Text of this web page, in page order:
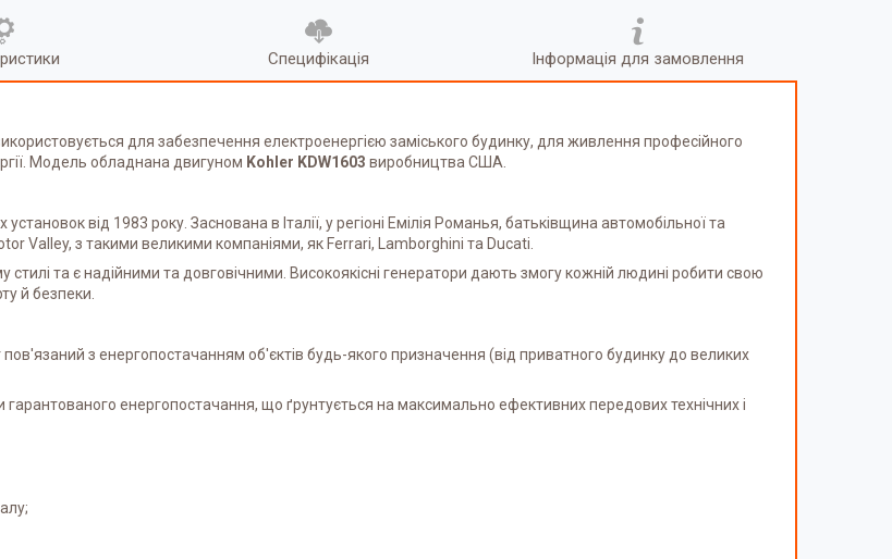
Специфікація Інформація для замовлення
для забезпечення електроенергією заміського будинку, для живлення професійного
Модель обладнана двигуном Kohler KDW1603 виробництва США.
від 1983 року. Заснована в Італії, у регіоні Емілія Романья, батьківщина автомобільної та
Valley, з такими великими компаніями, як Ferrari, Lamborghini та Ducati.
стилі та є надійними та довговічними. Високоякісні генератори дають змогу кожній людині робити свою
й безпеки.
з енергопостачанням об'єктів будь-якого призначення (від приватного будинку до великих
енергопостачання, що ґрунтується на максимально ефективних передових технічних і